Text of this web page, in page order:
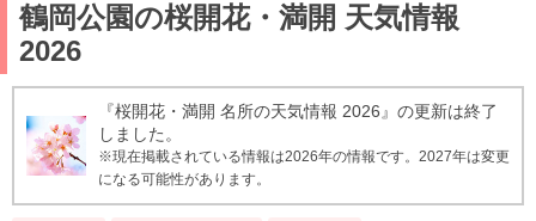
鶴岡公園の桜開花・満開 天気情報
2026
『桜開花・満開 名所の天気情報 2026』の更新は終了
しました。
※現在掲載されている情報は2026年の情報です。2027年は変更
になる可能性があります。